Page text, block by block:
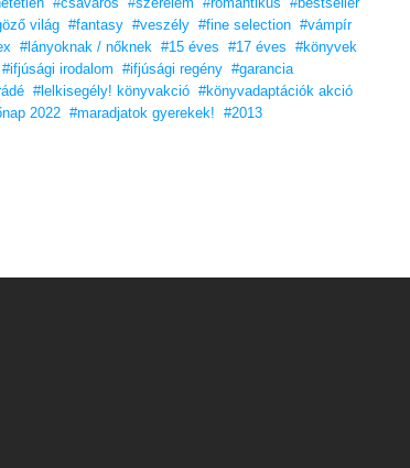
világ #fantasy #veszély #fine selection #vámpír
#lányoknak / nőknek #15 éves #17 éves #könyvek
#ifjúsági irodalom #ifjúsági regény #garancia
#lelkisegély! könyvakció #könyvadaptációk akció
2022 #maradjatok gyerekek! #2013